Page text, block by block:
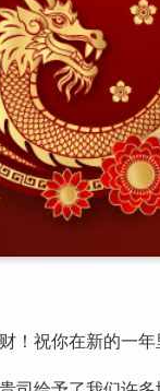
！祝你在新的一